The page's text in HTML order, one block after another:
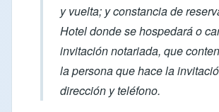
y vuelta; y constancia de
Hotel donde se hospedará o
invitación notariada, que
la persona que hace la
dirección y teléfono.